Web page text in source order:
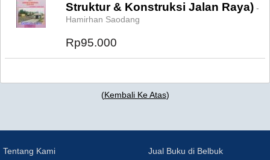
Struktur & Konstruksi Jalan Raya) -
Hamirhan Saodang
Rp95.000
(Kembali Ke Atas)
Tentang Kami Jual Buku di Belbuk